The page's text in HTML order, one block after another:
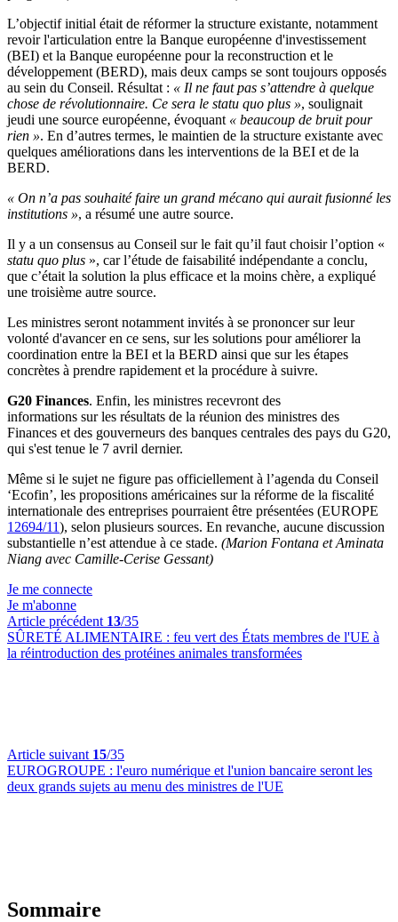
L’objectif initial était de réformer la structure existante, notamment
revoir l'articulation entre la Banque européenne d'investissement
(BEI) et la Banque européenne pour la reconstruction et le
développement (BERD), mais deux camps se sont toujours opposés
au sein du Conseil. Résultat : « Il ne faut pas s’attendre à quelque
chose de révolutionnaire. Ce sera le statu quo plus », soulignait
jeudi une source européenne, évoquant « beaucoup de bruit pour
rien ». En d’autres termes, le maintien de la structure existante avec
quelques améliorations dans les interventions de la BEI et de la
BERD.
« On n’a pas souhaité faire un grand mécano qui aurait fusionné les
institutions », a résumé une autre source.
Il y a un consensus au Conseil sur le fait qu’il faut choisir l’option «
statu quo plus », car l’étude de faisabilité indépendante a conclu,
que c’était la solution la plus efficace et la moins chère, a expliqué
une troisième autre source.
Les ministres seront notamment invités à se prononcer sur leur
volonté d'avancer en ce sens, sur les solutions pour améliorer la
coordination entre la BEI et la BERD ainsi que sur les étapes
concrètes à prendre rapidement et la procédure à suivre.
G20 Finances. Enfin, les ministres recevront des
informations sur les résultats de la réunion des ministres des
Finances et des gouverneurs des banques centrales des pays du G20,
qui s'est tenue le 7 avril dernier.
Même si le sujet ne figure pas officiellement à l’agenda du Conseil
‘Ecofin’, les propositions américaines sur la réforme de la fiscalité
internationale des entreprises pourraient être présentées (EUROPE
12694/11), selon plusieurs sources. En revanche, aucune discussion
substantielle n’est attendue à ce stade. (Marion Fontana et Aminata
Niang avec Camille-Cerise Gessant)
Je me connecte
Je m'abonne
Article précédent 13/35
SÛRETÉ ALIMENTAIRE : feu vert des États membres de l'UE à
la réintroduction des protéines animales transformées
Article suivant 15/35
EUROGROUPE : l'euro numérique et l'union bancaire seront les
deux grands sujets au menu des ministres de l'UE
Sommaire